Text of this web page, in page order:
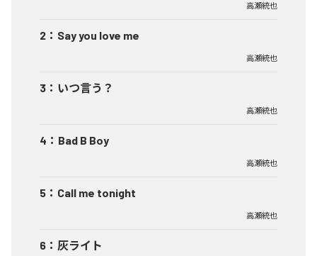
高瀬統也
2 ： Say you love me
高瀬統也
3 ： いつ言う？
高瀬統也
4 ： Bad B Boy
高瀬統也
5 ： Call me tonight
高瀬統也
6 ： 灰ライト